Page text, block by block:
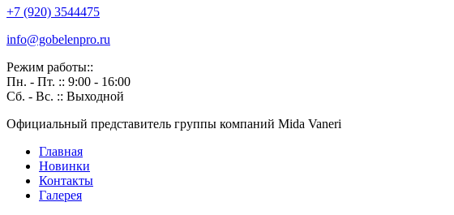
+7 (920) 3544475
info@gobelenpro.ru
Режим работы::
Пн. - Пт. :: 9:00 - 16:00
Сб. - Вс. :: Выходной
Официальный представитель группы компаний Mida Vaneri
Главная
Новинки
Контакты
Галерея